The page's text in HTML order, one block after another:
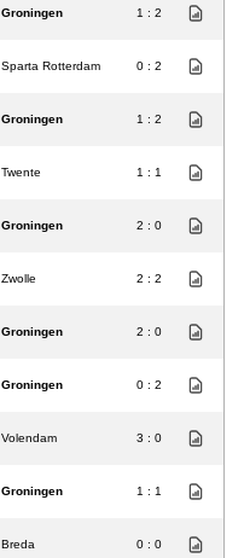
Groningen 1 : 2
Sparta Rotterdam 0 : 2
Groningen 1 : 2
Twente 1 : 1
Groningen 2 : 0
Zwolle 2 : 2
Groningen 2 : 0
Groningen 0 : 2
Volendam 3 : 0
Groningen 1 : 1
Breda 0 : 0